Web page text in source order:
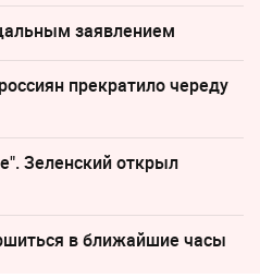
заявлением
прекратило череду
Зеленский открыл
в ближайшие часы